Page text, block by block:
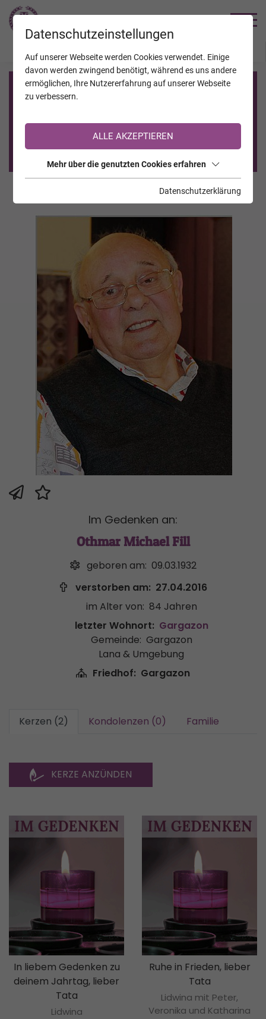
Registrierung auf TrauerHilfe.it
Sie sind noch nicht auf TrauerHilfe.it registriert?
>> zur kostenlosen Registrierung <<
Im Gedenken an:
Othmar Michael Fill
geboren am: 09.03.1932
verstorben am: 27.04.2016
im Alter von: 84 Jahren
letzter Wohnort: Gargazon
Gemeinde: Gargazon
Lana & Umgebung
Friedhof: Gargazon
Kerzen (2) Kondolenzen (0) Familie
KERZE ANZÜNDEN
In liebem Gedenken zu
deinem Jahrtag, lieber
Tata
Lidwina
Ruhe in Frieden, lieber
Tata
Lidwina mit Peter,
Veronika und Katharina
Datenschutzeinstellungen
Auf unserer Webseite werden Cookies verwendet. Einige
davon werden zwingend benötigt, während es uns andere
ermöglichen, Ihre Nutzererfahrung auf unserer Webseite
zu verbessern.
ALLE AKZEPTIEREN
Mehr über die genutzten Cookies erfahren
Datenschutzerklärung
JAHRESTAGE KALENDER VERSTORBENE